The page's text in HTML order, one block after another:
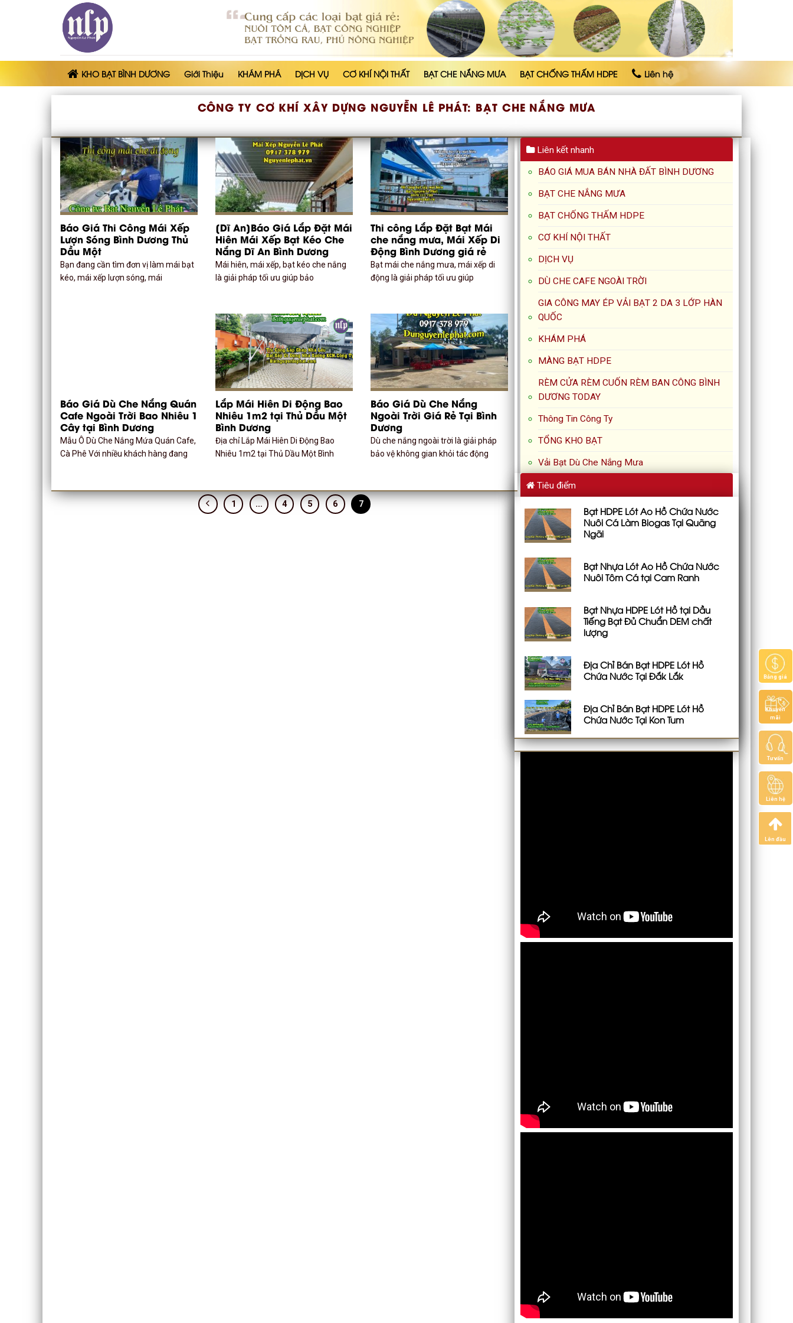
KHO BẠT BÌNH DƯƠNG Giới Thiệu KHÁM PHÁ DỊCH VỤ CƠ KHÍ NỘI THẤT BẠT CHE NẮNG MƯA BẠT CHỐNG THẤM HDPE Liên hệ
CÔNG TY CƠ KHÍ XÂY DỰNG NGUYỄN LÊ PHÁT: BẠT CHE NẮNG MƯA
Báo Giá Thi Công Mái Xếp
Lượn Sóng Bình Dương Thủ
Dầu Một
Bạn đang cần tìm đơn vị làm mái bạt
kéo, mái xếp lượn sóng, mái
[Dĩ An]Báo Giá Lắp Đặt Mái
Hiên Mái Xếp Bạt Kéo Che
Nắng Dĩ An Bình Dương
Mái hiên, mái xếp, bạt kéo che nắng
là giải pháp tối ưu giúp bảo
Thi công Lắp Đặt Bạt Mái
che nắng mưa, Mái Xếp Di
Động Bình Dương giá rẻ
Bạt mái che nắng mưa, mái xếp di
động là giải pháp tối ưu giúp
Báo Giá Dù Che Nắng Quán
Cafe Ngoài Trời Bao Nhiêu 1
Cây tại Bình Dương
Mẫu Ô Dù Che Nắng Mứa Quán Cafe,
Cà Phê Với nhiều khách hàng đang
Lắp Mái Hiên Di Động Bao
Nhiêu 1m2 tại Thủ Dầu Một
Bình Dương
Địa chỉ Lắp Mái Hiên Di Động Bao
Nhiêu 1m2 tại Thủ Dầu Một Bình
Báo Giá Dù Che Nắng
Ngoài Trời Giá Rẻ Tại Bình
Dương
Dù che nắng ngoài trời là giải pháp
bảo vệ không gian khỏi tác động
1 … 4 5 6 7
Liên kết nhanh
BÁO GIÁ MUA BÁN NHÀ ĐẤT BÌNH DƯƠNG
BẠT CHE NẮNG MƯA
BẠT CHỐNG THẤM HDPE
CƠ KHÍ NỘI THẤT
DỊCH VỤ
DÙ CHE CAFE NGOÀI TRỜI
GIA CÔNG MAY ÉP VẢI BẠT 2 DA 3 LỚP HÀN
QUỐC
KHÁM PHÁ
MÀNG BẠT HDPE
RÈM CỬA RÈM CUỐN RÈM BAN CÔNG BÌNH
DƯƠNG TODAY
Thông Tin Công Ty
TỔNG KHO BẠT
Vải Bạt Dù Che Nắng Mưa
Tiêu điểm
Bạt HDPE Lót Ao Hồ Chứa Nước
Nuôi Cá Làm Biogas Tại Quãng
Ngãi
Bạt Nhựa Lót Ao Hồ Chứa Nước
Nuôi Tôm Cá tại Cam Ranh
Bạt Nhựa HDPE Lót Hồ tại Dầu
Tiếng Bạt Đủ Chuẩn DEM chất
lượng
Địa Chỉ Bán Bạt HDPE Lót Hồ
Chứa Nước Tại Đắk Lắk
Địa Chỉ Bán Bạt HDPE Lót Hồ
Chứa Nước Tại Kon Tum
Bảng giá
Khuyến
mãi
Tư vấn
Liên hệ
Lên đầu